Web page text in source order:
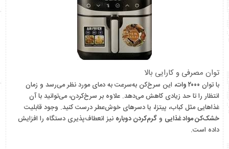
توان مصرفی و کارایی بالا
با توان ۲۰۰۰ وات
، این سرخ‌کن به‌سرعت به دمای مورد نظر می‌رسد و زمان
انتظار را تا حد زیادی کاهش می‌دهد. علاوه بر سرخ‌کردن، می‌توانید با آن
غذاهایی مثل کباب، پیتزا، یا دسرهای خوش‌عطر درست کنید. وجود قابلیت
خشک‌کن مواد غذایی وگرم‌کردن دوباره نیز انعطاف‌پذیری دستگاه را افزایش
داده است.